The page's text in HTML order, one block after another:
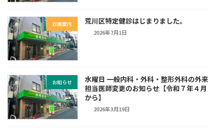
診療案内 荒川区特定健診はじまりました。
2026年7月1日
お知らせ
水曜日 一般内科・外科・整形外科の外来
担当医師変更のお知らせ【令和７年４月
から】
2026年3月19日